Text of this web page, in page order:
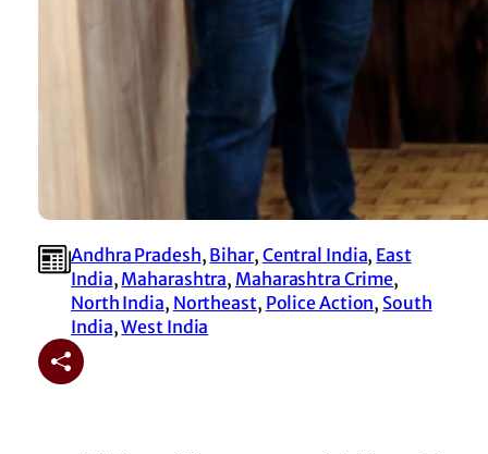
Andhra Pradesh, Bihar, Central India, East
India, Maharashtra, Maharashtra Crime
North India, Northeast, Police Action, South
India, West India